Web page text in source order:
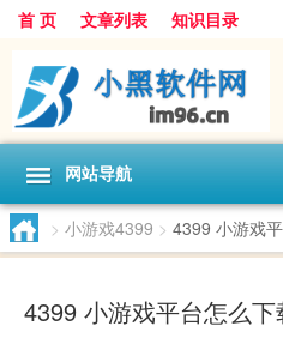
首 页 文章列表 知识目录
网站导航
> 小游戏4399 > 4399 小游戏
4399 小游戏平台怎么下